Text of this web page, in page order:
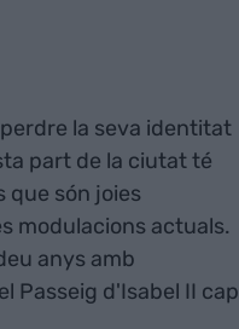
la seva identitat
part de la ciutat té
que són joies
modulacions actuals.
anys amb
Passeig d'Isabel II cap